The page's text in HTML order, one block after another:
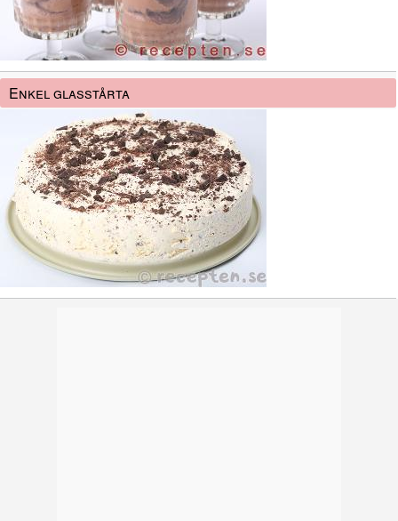
Enkel glasstårta